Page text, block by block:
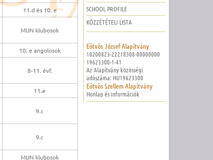
11.d és 10. e
MUN klubosok
10. e angolosok
8-11. évf.
11.e
9.c
9.c
MUN klubosok
SCHOOL PROFILE
KÖZZÉTÉTELI LISTA
Eötvös József Alapítvány
10200823-22218308-00000000
19623300-1-41
Az Alapítvány közösségi
adószáma: HU19623300
Eötvös Szellem Alapítvány
Honlap és információk